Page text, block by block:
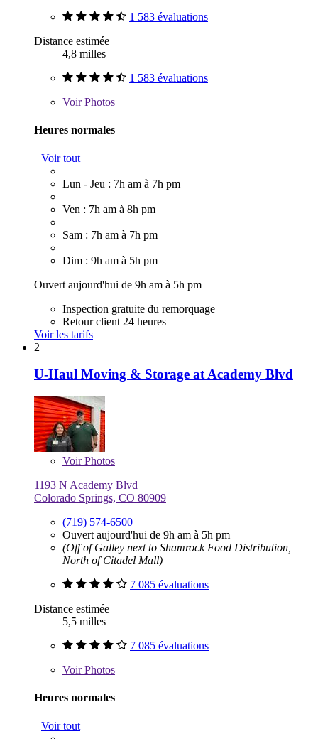
1 583 évaluations
Distance estimée
4,8 milles
1 583 évaluations
VoirPhotos
Heures normales
Voir tout
Lun - Jeu : 7h am à 7h pm
Ven : 7h am à 8h pm
Sam : 7h am à 7h pm
Dim : 9h am à 5h pm
Ouvert aujourd'hui de 9h am à 5h pm
Inspection gratuite du remorquage
Retour client 24 heures
Voir les tarifs
2
U-Haul Moving & Storage at Academy Blvd
VoirPhotos
1193 N Academy Blvd
Colorado Springs, CO 80909
(719) 574-6500
Ouvert aujourd'hui de 9h am à 5h pm
(Off of Galley next to Shamrock Food Distribution,
North of Citadel Mall)
7 085 évaluations
Distance estimée
5,5 milles
7 085 évaluations
VoirPhotos
Heures normales
Voir tout